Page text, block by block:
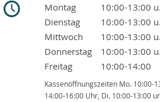
Montag
10:00-13:00
Dienstag
10:00-13:00
Mittwoch
10:00-13:00
Donnerstag
10:00-13:00
Freitag
10:00-14:00
Kassenöffnungszeiten Mo. 10:00-
14:00-16:00 Uhr, Di. 10:00-13:00